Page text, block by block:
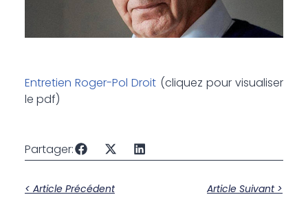
Entretien Roger-Pol Droit (cliquez pour visualiser
le pdf)
Partager:
< Article Précédent Article Suivant >